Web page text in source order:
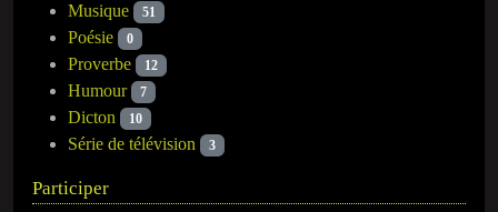
Musique 51
Poésie 0
Proverbe 12
Humour 7
Dicton 10
Série de télévision 3
Participer